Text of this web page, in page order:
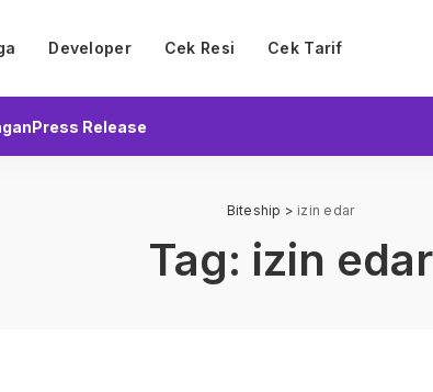
Developer Cek Resi Cek Tarif
Press Release
Biteship > izin edar
Tag: izin edar